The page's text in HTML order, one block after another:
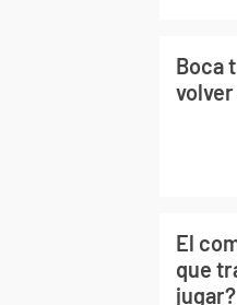
Boca
El
que
jugar?